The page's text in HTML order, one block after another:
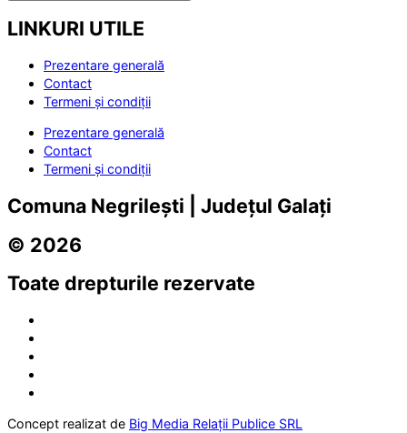
LINKURI UTILE
Prezentare generală
Contact
Termeni și condiții
Prezentare generală
Contact
Termeni și condiții
Comuna Negrilești | Județul Galați
© 2026
Toate drepturile rezervate
Concept realizat de Big Media Relații Publice SRL